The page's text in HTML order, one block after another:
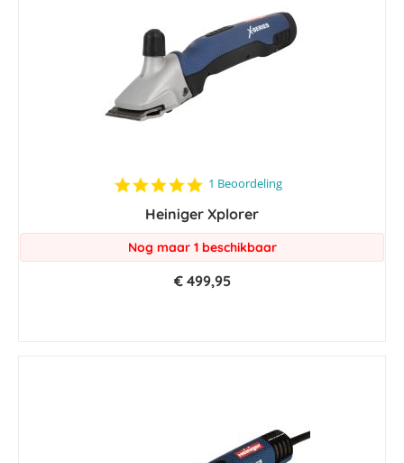
5.0
rating
1 Beoordeling
Heiniger Xplorer
Nog maar 1 beschikbaar
€ 499,95